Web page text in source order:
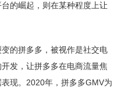
的崛起，则在某种程度上让
的拼多多，被视作是社交电
发，让拼多多在电商流量焦
现。2020年，拼多多GMV为